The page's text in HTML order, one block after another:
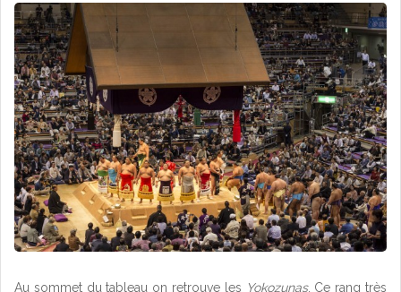
Au sommet du tableau on retrouve les Yokozunas. Ce rang très